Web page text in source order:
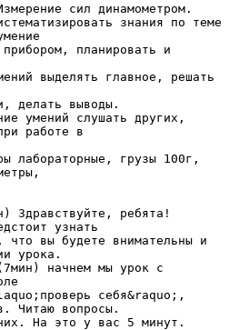
сил динамометром.
знания по теме
планировать и
выделять главное, решать
делать выводы.
умений слушать других,
работе в
лабораторные, грузы 100г,
ребята!
узнать
вы будете внимательны и
урока.
начнем мы урок с
себя&raquo;,
Читаю вопросы.
На это у вас 5 минут.